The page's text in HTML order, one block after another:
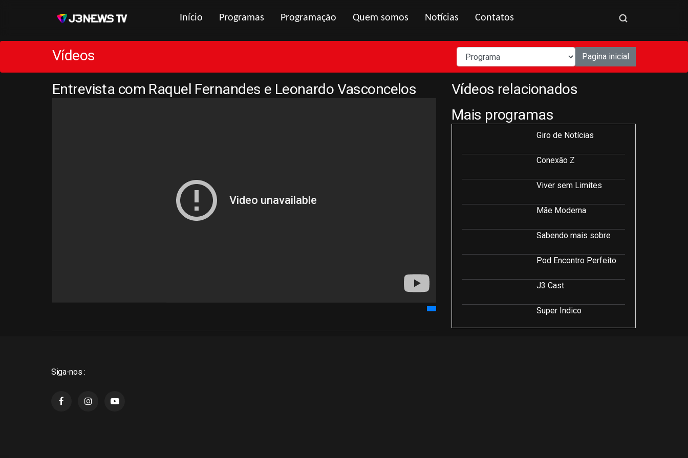
Início Programas Programação Quem somos Notícias Contatos
Vídeos Pagina inicial
Entrevista com Raquel Fernandes e Leonardo Vasconcelos
Vídeos relacionados
Mais programas
Giro de Notícias
Conexão Z
Viver sem Limites
Mãe Moderna
Sabendo mais sobre
Pod Encontro Perfeito
J3 Cast
Super Indico
Siga-nos :